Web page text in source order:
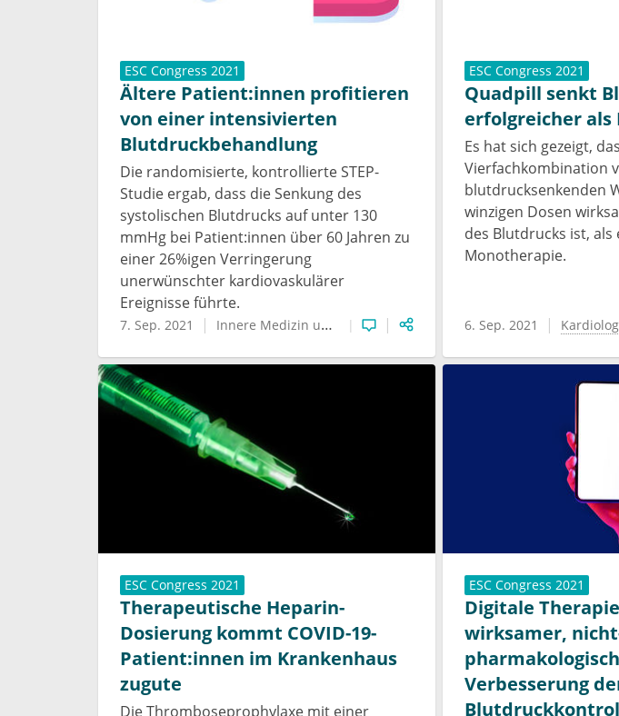
ESC Congress 2021
Ältere Patient:innen profitieren
von einer intensivierten
Blutdruckbehandlung
Die randomisierte, kontrollierte STEP-
Studie ergab, dass die Senkung des
systolischen Blutdrucks auf unter 130
mmHg bei Patient:innen über 60 Jahren zu
einer 26%igen Verringerung
unerwünschter kardiovaskulärer
Ereignisse führte.
7. Sep. 2021 Innere Medizin und Kardiologie Blutdrucktherapie Geriatrie
ESC Congress 2021
Quadpill senkt
erfolgreicher
Es hat sich gezeigt,
Vierfachkombination
blutdrucksenkenden
winzigen Dosen
des Blutdrucks ist, als
Monotherapie.
6. Sep. 2021
ESC Congress 2021
Therapeutische Heparin-
Dosierung kommt COVID-19-
Patient:innen im Krankenhaus
zugute
Die Thromboseprophylaxe mit einer
ESC Congress 2021
Digitale
wirksamer,
Verbesserung